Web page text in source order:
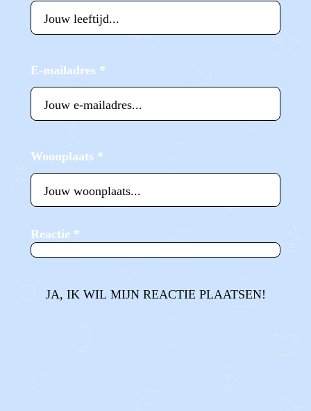
E-mailadres *
Woonplaats *
Reactie *
JA, IK WIL MIJN REACTIE PLAATSEN!